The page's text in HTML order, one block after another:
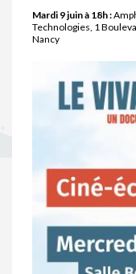
Mardi 9 juin à 18h :
Technologies, 1
Nancy